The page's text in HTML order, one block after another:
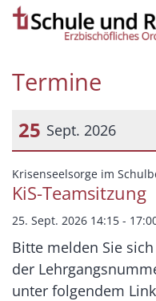
Zum Inhalt springen
Termine
25 Sept. 2026
Datum: 25.
Krisenseelsorge im
KiS-Teamsitzung
25. Sept. 2026 14:15 -
Bitte melden Sie
der
unter folgendem